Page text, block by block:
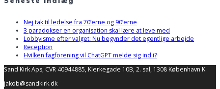
navigation
Nej tak til ledelse fra 70’erne og 90’erne
3 paradokser en organisation skal lære at leve med
Lobbyisme efter valget: Nu begynder det egentlige arbejde
Reception
Hvilken fagforening vil ChatGPT melde sig ind i?
Sand Kirk Aps, CVR 40944885, Klerkegade 10B, 2. sal, 1308 København K
jakob@sandkirk.dk